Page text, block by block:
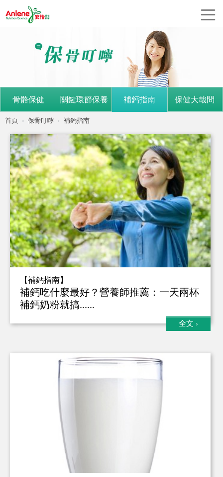
骨骼保健 關鍵環節保養 補鈣指南 保健大哉問
首頁 保骨叮嚀 補鈣指南
【補鈣指南】
補鈣吃什麼最好？營養師推薦：一天兩杯
補鈣奶粉就搞......
全文 ›